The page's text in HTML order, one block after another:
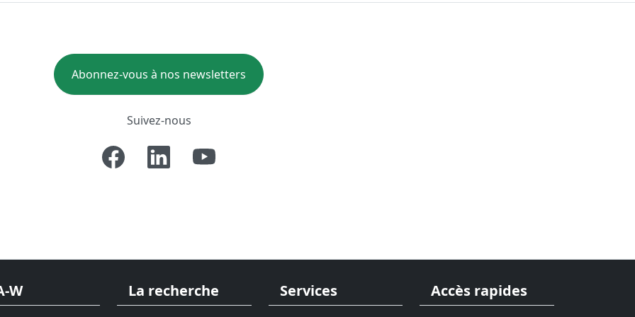
Abonnez-vous à nos newsletters
Suivez-nous
W La recherche Services Accès rapides